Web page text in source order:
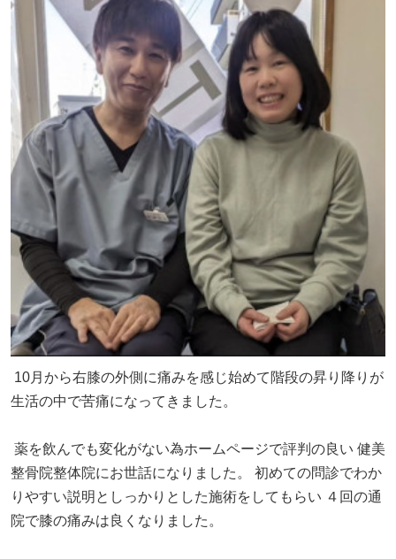
10月から右膝の外側に痛みを感じ始めて階段の昇り降りが
生活の中で苦痛になってきました。
薬を飲んでも変化がない為ホームページで評判の良い 健美
整骨院整体院にお世話になりました。 初めての問診でわか
りやすい説明としっかりとした施術をしてもらい ４回の通
院で膝の痛みは良くなりました。